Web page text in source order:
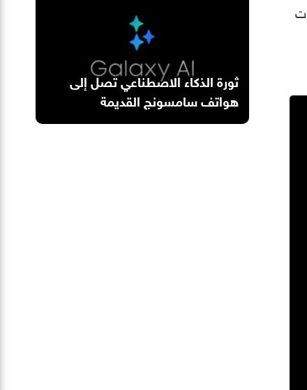
ثورة الذكاء الاصطناعي تصل إلى
هواتف سامسونج القديمة